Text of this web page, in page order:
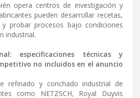
opera centros de investigación y
pueden desarrollar recetas,
probar procesos bajo condiciones
industrial.
especificaciones técnicas y
no incluidos en el anuncio
refinado y conchado industrial de
como NETZSCH, Royal Duyvis